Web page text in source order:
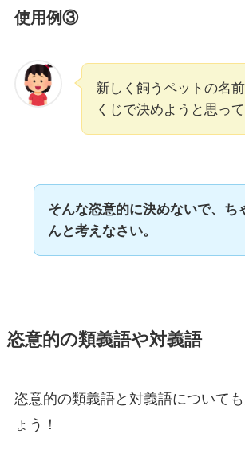
使用例③
新しく飼うペットの名
くじで決めようと思っ
そんな恣意的に決めないで、ち
んと考えなさい。
恣意的の類義語や対義語
恣意的の類義語と対義語について
ょう！